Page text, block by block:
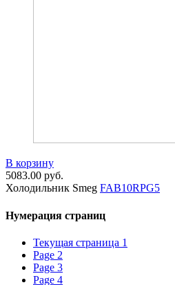
В корзину
5083.00 руб.
Холодильник Smeg FAB10RPG5
Нумерация страниц
Текущая страница 1
Page 2
Page 3
Page 4